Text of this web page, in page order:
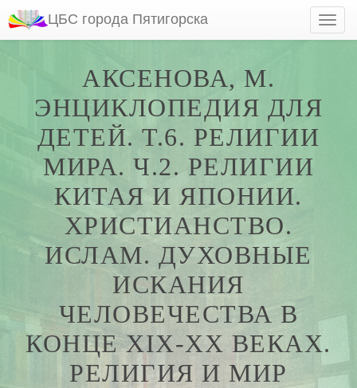
ЦБС города Пятигорска
АКСЕНОВА, М.
ЭНЦИКЛОПЕДИЯ ДЛЯ
ДЕТЕЙ. Т.6. РЕЛИГИИ
МИРА. Ч.2. РЕЛИГИИ
КИТАЯ И ЯПОНИИ.
ХРИСТИАНСТВО.
ИСЛАМ. ДУХОВНЫЕ
ИСКАНИЯ
ЧЕЛОВЕЧЕСТВА В
КОНЦЕ XIX-XX ВЕКАХ.
РЕЛИГИЯ И МИР